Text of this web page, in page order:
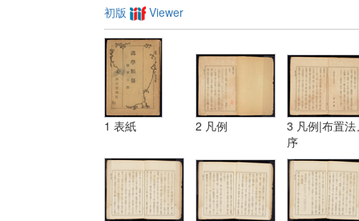
初版 Viewer
1 表紙 2 凡例
3 凡例|布置法
序